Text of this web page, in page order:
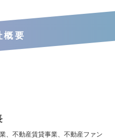
概要
、不動産賃貸事業、不動産ファン